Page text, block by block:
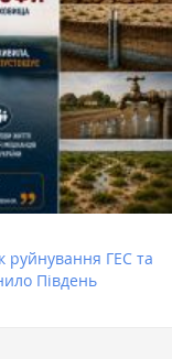
руйнування ГЕС та
Південь